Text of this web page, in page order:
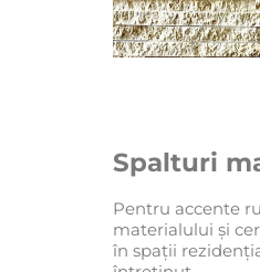
Spalturi
Pentru accente
materialului și
în spații